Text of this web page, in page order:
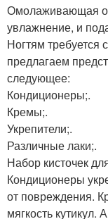
Омолаживающая
увлажнение, и
Ногтям требуется
предлагаем
следующее:
Кондиционеры;.
Кремы;.
Укрепители;.
Различные лаки;.
Набор кисточек
Кондиционеры
от повреждения.
мягкость